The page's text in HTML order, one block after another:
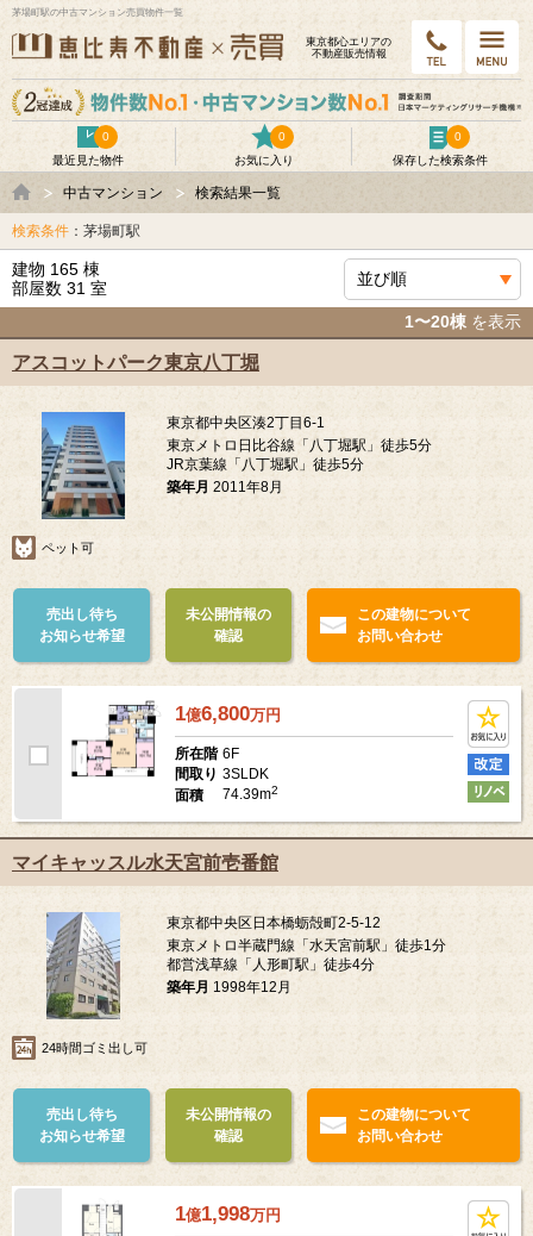
茅場町駅の中古マンション売買物件一覧
東京都⼼エリアの
不動産販売情報
最近見た物件
0
お気に入り
0
保存した検索条件
0
中古マンション 検索結果一覧
検索条件 ：茅場町駅
建物 165 棟
部屋数 31 室
1〜20棟 を表示
アスコットパーク東京八丁堀
東京都中央区湊2丁目6-1
東京メトロ日比谷線「八丁堀駅」徒歩5分
JR京葉線「八丁堀駅」徒歩5分
築年月 2011年8月
ペット可
売出し待ち
お知らせ希望
未公開情報の
確認
この建物について
お問い合わせ
1億6,800万円
所在階 6F
間取り 3SLDK
面積
74.39m2
マイキャッスル水天宮前壱番館
東京都中央区日本橋蛎殻町2-5-12
東京メトロ半蔵門線「水天宮前駅」徒歩1分
都営浅草線「人形町駅」徒歩4分
築年月 1998年12月
24時間ゴミ出し可
売出し待ち
お知らせ希望
未公開情報の
確認
この建物について
お問い合わせ
1億1,998万円